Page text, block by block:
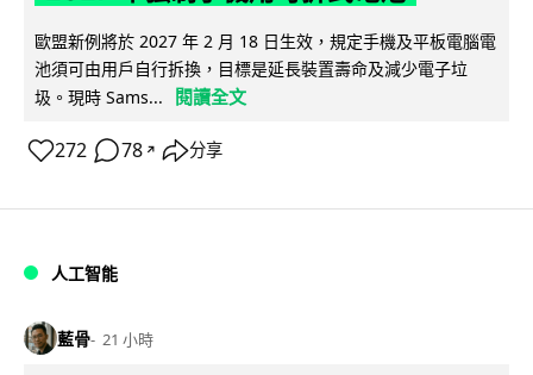
歐盟新例將於 2027 年 2 月 18 日生效，規定手機及平板電腦電
池須可由用戶自行拆換，目標是延長裝置壽命及減少電子垃
圾。現時 Sams...
閱讀全文
272 78 ↗ 分享
人工智能
藍骨 21 小時